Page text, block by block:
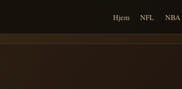
Hjem NFL NBA